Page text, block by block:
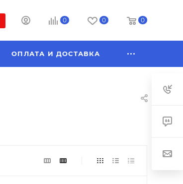
0 0 0
ОПЛАТА И ДОСТАВКА